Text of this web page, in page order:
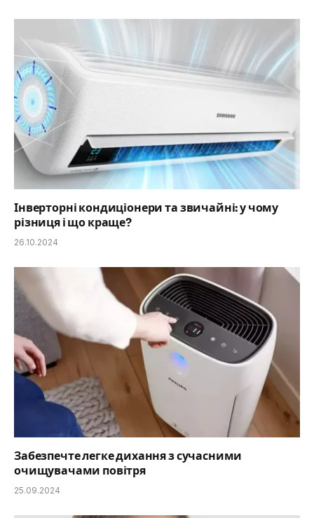
Інверторні кондиціонери та звичайні: у чому
різниця і що краще?
26.10.2024
Забезпечте легке дихання з сучасними
очищувачами повітря
25.09.2024